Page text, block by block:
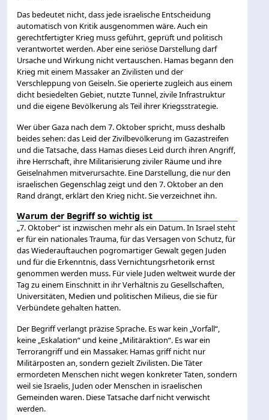
Das bedeutet nicht, dass jede israelische Entscheidung
automatisch von Kritik ausgenommen wäre. Auch ein
gerechtfertigter Krieg muss geführt, geprüft und politisch
verantwortet werden. Aber eine seriöse Darstellung darf
Ursache und Wirkung nicht vertauschen. Hamas begann den
Krieg mit einem Massaker an Zivilisten und der
Verschleppung von Geiseln. Sie operierte zugleich aus einem
dicht besiedelten Gebiet, nutzte Tunnel, zivile Infrastruktur
und die eigene Bevölkerung als Teil ihrer Kriegsstrategie.
Wer über Gaza nach dem 7. Oktober spricht, muss deshalb
beides sehen: das Leid der Zivilbevölkerung im Gazastreifen
und die Tatsache, dass Hamas dieses Leid durch ihren Angriff,
ihre Herrschaft, ihre Militarisierung ziviler Räume und ihre
Geiselnahmen mitverursachte. Eine Darstellung, die nur den
israelischen Gegenschlag zeigt und den 7. Oktober an den
Rand drängt, erklärt den Krieg nicht. Sie verzeichnet ihn.
Warum der Begriff so wichtig ist
„7. Oktober“ ist inzwischen mehr als ein Datum. In Israel steht
er für ein nationales Trauma, für das Versagen von Schutz, für
das Wiederauftauchen pogromartiger Gewalt gegen Juden
und für die Erkenntnis, dass Vernichtungsrhetorik ernst
genommen werden muss. Für viele Juden weltweit wurde der
Tag zu einem Einschnitt in ihr Verhältnis zu Gesellschaften,
Universitäten, Medien und politischen Milieus, die sie für
Verbündete gehalten hatten.
Der Begriff verlangt präzise Sprache. Es war kein „Vorfall“,
keine „Eskalation“ und keine „Militäraktion“. Es war ein
Terrorangriff und ein Massaker. Hamas griff nicht nur
Militärposten an, sondern gezielt Zivilisten. Die Täter
ermordeten Menschen nicht wegen konkreter Taten, sondern
weil sie Israelis, Juden oder Menschen in israelischen
Gemeinden waren. Diese Tatsache darf nicht verwischt
werden.